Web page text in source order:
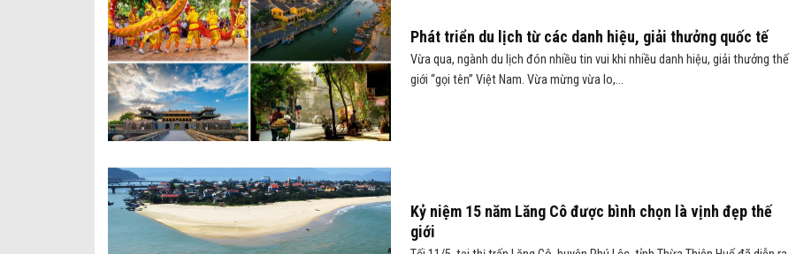
Phát triển du lịch từ các danh hiệu, giải thưởng quốc tế
Vừa qua, ngành du lịch đón nhiều tin vui khi nhiều danh hiệu, giải thưởng thế
giới “gọi tên” Việt Nam. Vừa mừng vừa lo,...
Kỷ niệm 15 năm Lăng Cô được bình chọn là vịnh đẹp thế
giới